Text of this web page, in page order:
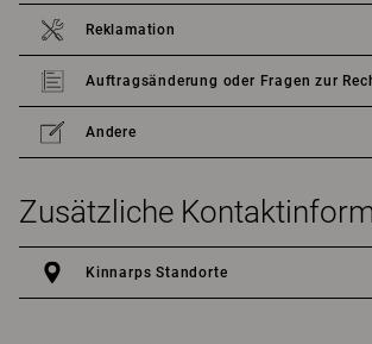
Reklamation
Auftragsänderung oder Fragen zur
Andere
Zusätzliche
Kinnarps Standorte